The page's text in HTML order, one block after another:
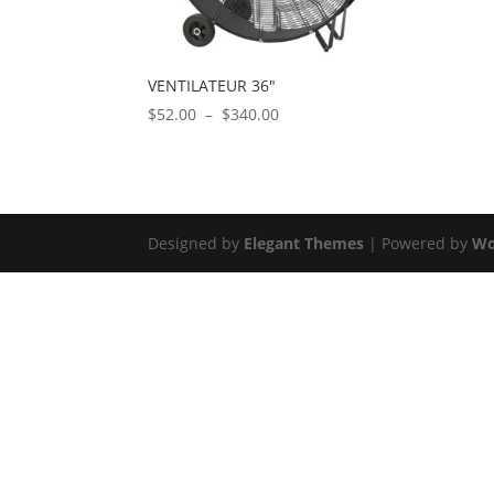
VENTILATEUR 36″
$52.00 – $340.00Plage
à
$340.00
Designed by Elegant Themes | Powered by